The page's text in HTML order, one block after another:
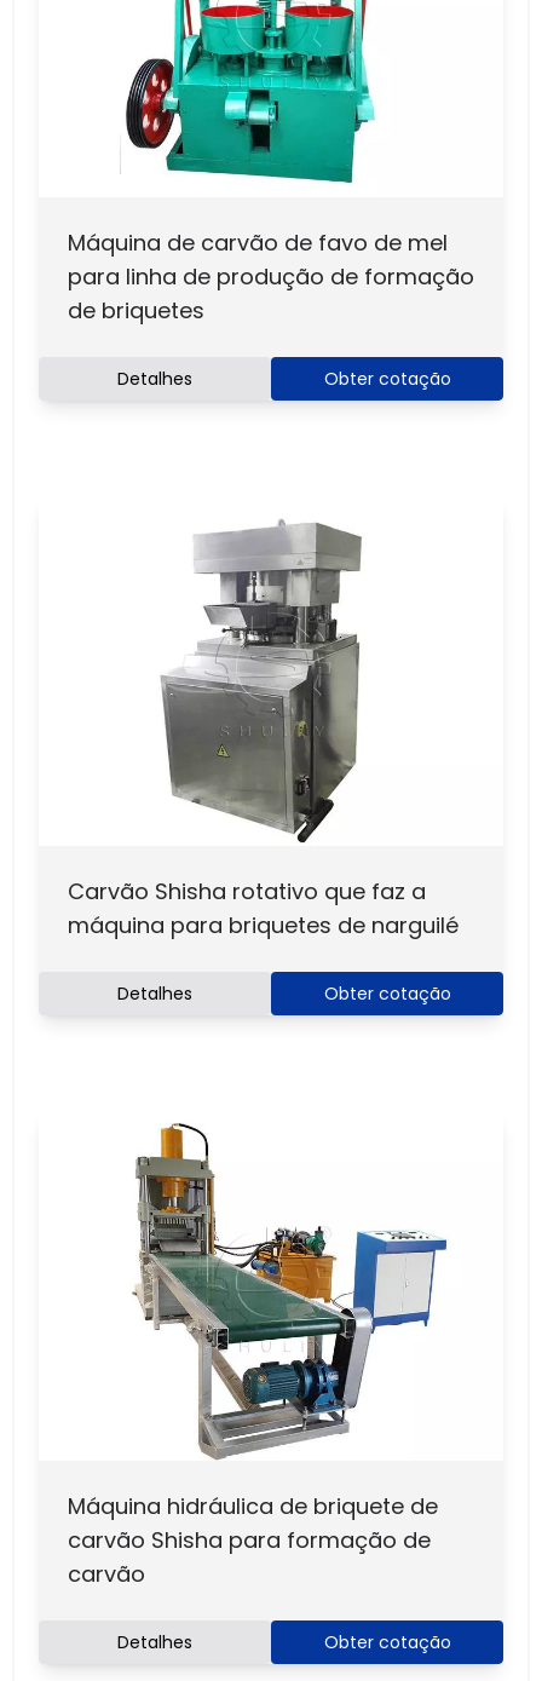
Máquina de carvão de favo de mel
para linha de produção de formação
de briquetes
Detalhes Obter cotação
Carvão Shisha rotativo que faz a
máquina para briquetes de narguilé
Detalhes Obter cotação
Máquina hidráulica de briquete de
carvão Shisha para formação de
carvão
Detalhes Obter cotação